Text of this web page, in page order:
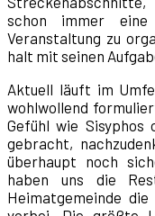
schon immer eine
Veranstaltung zu
halt mit seinen
Aktuell läuft im
wohlwollend
Gefühl wie Sisyphos
gebracht,
überhaupt noch
haben uns die
Heimatgemeinde